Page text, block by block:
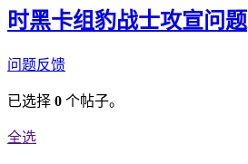
时黑卡组豹战士攻宣问题
问题反馈
已选择 0 个帖子。
全选